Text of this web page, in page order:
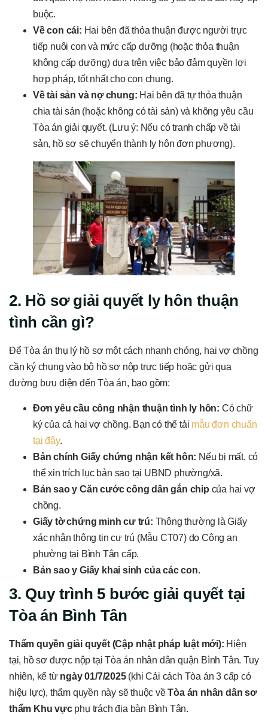
buộc.
Về con cái: Hai bên đã thỏa thuận được người trực
tiếp nuôi con và mức cấp dưỡng (hoặc thỏa thuận
không cấp dưỡng) dựa trên việc bảo đảm quyền lợi
hợp pháp, tốt nhất cho con chung.
Về tài sản và nợ chung: Hai bên đã tự thỏa thuận
chia tài sản (hoặc không có tài sản) và không yêu cầu
Tòa án giải quyết. (Lưu ý: Nếu có tranh chấp về tài
sản, hồ sơ sẽ chuyển thành ly hôn đơn phương).
2. Hồ sơ giải quyết ly hôn thuận
tình cần gì?
Để Tòa án thụ lý hồ sơ một cách nhanh chóng, hai vợ chồng
cần ký chung vào bộ hồ sơ nộp trực tiếp hoặc gửi qua
đường bưu điện đến Tòa án, bao gồm:
Đơn yêu cầu công nhận thuận tình ly hôn: Có chữ
ký của cả hai vợ chồng. Bạn có thể tải mẫu đơn chuẩn
tại đây.
Bản chính Giấy chứng nhận kết hôn: Nếu bị mất, có
thể xin trích lục bản sao tại UBND phường/xã.
Bản sao y Căn cước công dân gắn chip của hai vợ
chồng.
Giấy tờ chứng minh cư trú: Thông thường là Giấy
xác nhận thông tin cư trú (Mẫu CT07) do Công an
phường tại Bình Tân cấp.
Bản sao y Giấy khai sinh của các con.
3. Quy trình 5 bước giải quyết tại
Tòa án Bình Tân
Thẩm quyền giải quyết (Cập nhật pháp luật mới): Hiện
tại, hồ sơ được nộp tại Tòa án nhân dân quận Bình Tân. Tuy
nhiên, kể từ ngày 01/7/2025(khi Cải cách Tòa án 3 cấp có
hiệu lực), thẩm quyền này sẽ thuộc vềTòa án nhân dân sơ
thẩm Khu vựcphụ trách địa bàn Bình Tân.